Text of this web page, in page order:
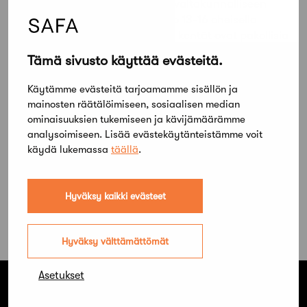
Tämä sivusto käyttää evästeitä.
Käytämme evästeitä tarjoamamme sisällön ja
mainosten räätälöimiseen, sosiaalisen median
ominaisuuksien tukemiseen ja kävijämäärämme
analysoimiseen. Lisää evästekäytänteistämme voit
käydä lukemassa täällä.
Hyväksy kaikki evästeet
Hyväksy välttämättömät
Asetukset
pätevyystenttiin 21.10.2025 klo 13-16 oheisella
lomakkeella. Tähdellä merkityt kentät ovat pakollisia
mahdollisuuksien mukaan sähköistä laskutusta.
Ilmoittaudu pätevyystenttiin